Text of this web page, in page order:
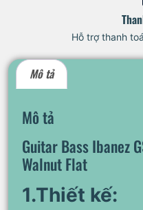
Hỗ trợ thanh
Mô tả
Mô tả
Guitar Bass Ibanez
Walnut Flat
1.Thiết kế: